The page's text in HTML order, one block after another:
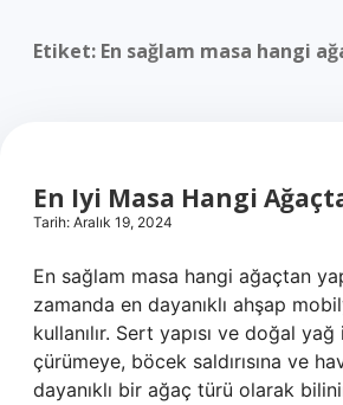
Politikası
Etiket: En sağlam masa hangi
En Iyi Masa Hangi
Tarih: Aralık 19, 2024
En sağlam masa hangi ağaçtan
zamanda en dayanıklı ahşap
kullanılır. Sert yapısı ve doğal
çürümeye, böcek saldırısına ve
dayanıklı bir ağaç türü olarak